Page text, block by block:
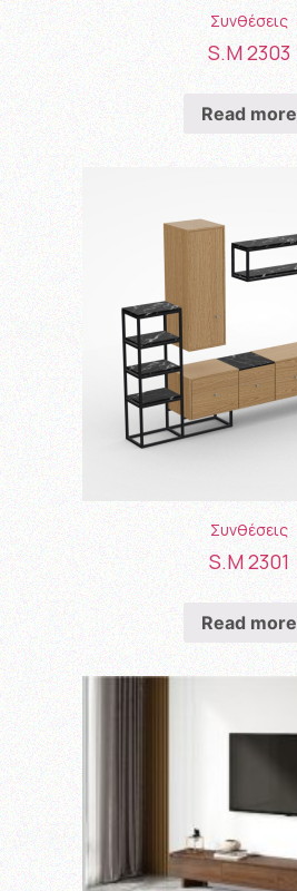
Συνθέσεις
S.M 2303
Read more
Συνθέσεις
S.M 2301
Read more